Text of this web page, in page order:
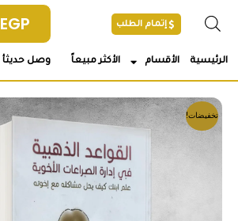
EGP إتمام الطلب
الرئيسية الأقسام الأكثر مبيعاً وصل حديثأ
تخفيضات!